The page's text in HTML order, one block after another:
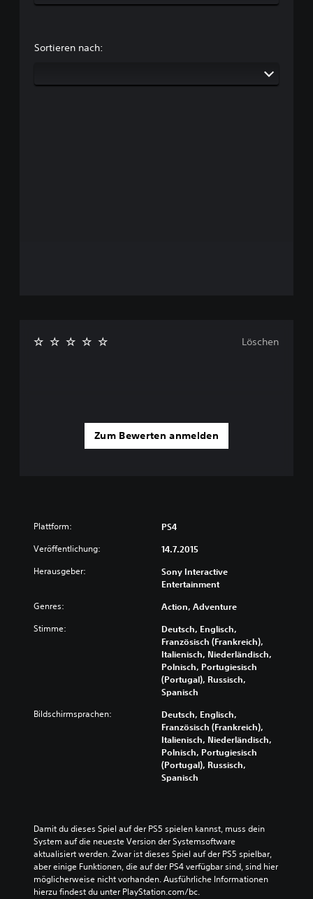
Sortieren nach:
Zum Bewerten anmelden
Löschen
Plattform: PS4
Veröffentlichung: 14.7.2015
Herausgeber:
Sony Interactive
Entertainment
Genres: Action, Adventure
Stimme:
Deutsch, Englisch,
Französisch (Frankreich),
Italienisch, Niederländisch,
Polnisch, Portugiesisch
(Portugal), Russisch,
Spanisch
Bildschirmsprachen:
Deutsch, Englisch,
Französisch (Frankreich),
Italienisch, Niederländisch,
Polnisch, Portugiesisch
(Portugal), Russisch,
Spanisch
Damit du dieses Spiel auf der PS5 spielen kannst, muss dein
System auf die neueste Version der Systemsoftware
aktualisiert werden. Zwar ist dieses Spiel auf der PS5 spielbar,
aber einige Funktionen, die auf der PS4 verfügbar sind, sind hier
möglicherweise nicht vorhanden. Ausführliche Informationen
hierzu findest du unter PlayStation.com/bc.